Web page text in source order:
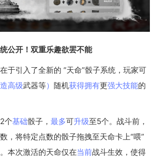
统公开！双重乐趣欲罢不能
于引入了全新的 “天命”骰子系统，玩家可
高级武器等） 随机获得拥有更强大技能的
个基础骰子， 最多可升级至5个。战斗前，
，将特定点数的骰子拖拽至天命卡上“喂”
本次激活的天命仅在当前战斗生效，使得